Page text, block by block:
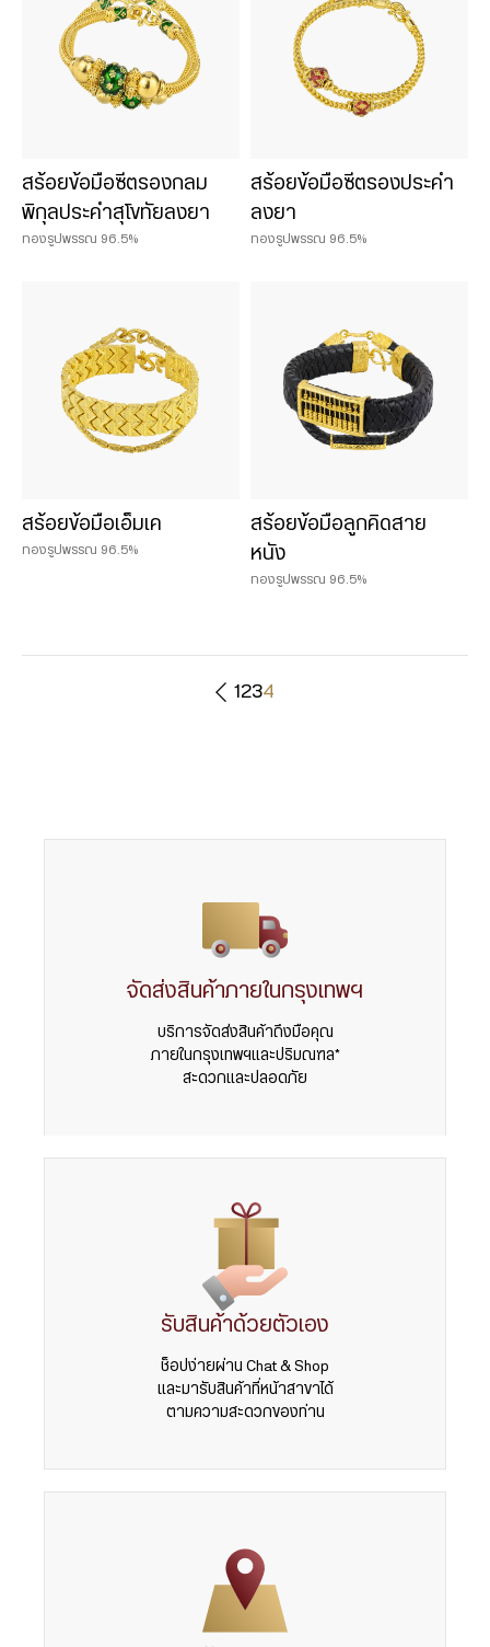
สร้อยข้อมือซีตรองกลม
พิกุลประคำสุโขทัยลงยา
ทองรูปพรรณ 96.5%
สร้อยข้อมือซีตรองประคำ
ลงยา
ทองรูปพรรณ 96.5%
สร้อยข้อมือเอ็มเค
ทองรูปพรรณ 96.5%
สร้อยข้อมือลูกคิดสาย
หนัง
ทองรูปพรรณ 96.5%
1 234
จัดส่งสินค้าภายในกรุงเทพฯ
บริการจัดส่งสินค้าถึงมือคุณ
ภายในกรุงเทพฯและปริมณฑล*
สะดวกและปลอดภัย
รับสินค้าด้วยตัวเอง
ช็อปง่ายผ่าน Chat & Shop
และมารับสินค้าที่หน้าสาขาได้
ตามความสะดวกของท่าน